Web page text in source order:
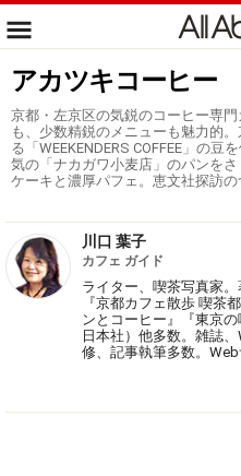
アカツキコーヒー
京都・左京区の気鋭のコーヒー専
も、少数精鋭のメニューも魅力的
る「WEEKENDERS COFFEE」の
気の「ナカガワ小麦店」のパンを
ケーキと濃厚パフェ。恵文社探訪の
川口 葉子
カフェ ガイド
ライター、喫茶写真家。
『京都カフェ散歩 喫茶
ンとコーヒー』『東京
日本社）他多数。雑誌
修、記事執筆多数。